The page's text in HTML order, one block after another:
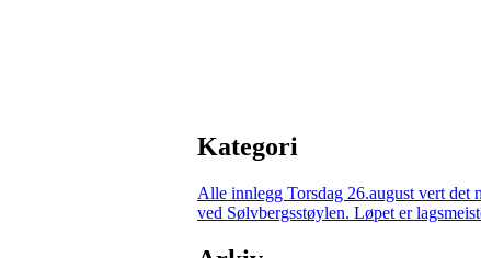
Kategori
Alle innlegg Torsdag 26.august vert
ved Sølvbergsstøylen. Løpet er